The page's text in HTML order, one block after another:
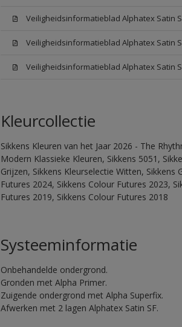
Veiligheidsinformatieblad Alphatex Satin
Veiligheidsinformatieblad Alphatex Satin
Veiligheidsinformatieblad Alphatex Satin
Kleurcollectie
Sikkens Kleuren van het Jaar 2026 - The
Modern Klassieke Kleuren, Sikkens 5051,
Grijzen, Sikkens Kleurselectie Witten, Sikkens
Futures 2024, Sikkens Colour Futures 2023,
Futures 2019, Sikkens Colour Futures 2018
Systeeminformatie
Onbehandelde ondergrond.
Gronden met Alpha Primer.
Zuigende ondergrond met Alpha Superfix.
Afwerken met 2 lagen Alphatex Satin SF.